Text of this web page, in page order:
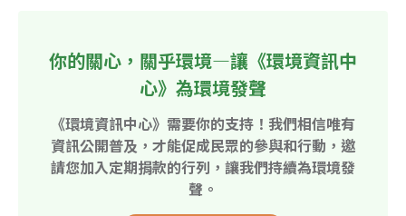
你的關心，關乎環境—讓《環境資訊中
心》為環境發聲
《環境資訊中心》需要你的支持！我們相信唯有
資訊公開普及，才能促成民眾的參與和行動，邀
請您加入定期捐款的行列，讓我們持續為環境發
聲。